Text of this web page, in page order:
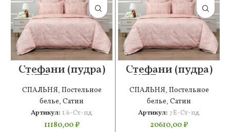
Стефани (пудра)
КПБ сатин 1.6
СПАЛЬНЯ, Постельное
белье, Сатин
Артикул: 1.6-Ст-пд
11180,00₽
Стефани (пудра)
КПБ сатин 7Е
СПАЛЬНЯ, Постельное
белье, Сатин
Артикул: 7Е-Ст-пд
20610,00₽